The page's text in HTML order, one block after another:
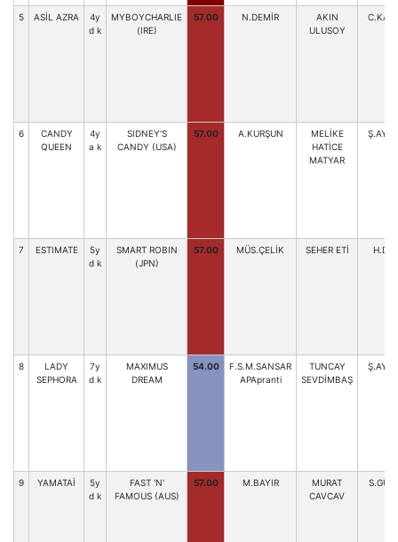
5 ASİL AZRA
4y
d k
MYBOYCHARLIE
(IRE)
57.00 N.DEMİR
AKIN
ULUSOY
6
CANDY
QUEEN
4y
a k
SIDNEY'S
CANDY (USA)
57.00 A.KURŞUN
MELİKE
HATİCE
MATYAR
7 ESTIMATE
5y
d k
SMART ROBIN
(JPN)
57.00 MÜS.ÇELİK SEHER ETİ
8
LADY
SEPHORA
7y
d k
MAXIMUS
DREAM
54.00
F.S.M.SANSAR
APApranti
TUNCAY
SEVDİMBAŞ
9 YAMATAİ
5y
d k
FAST 'N'
FAMOUS (AUS)
57.00 M.BAYIR
MURAT
CAVCAV